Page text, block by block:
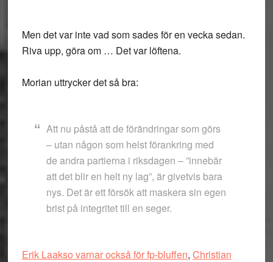
Men det var inte vad som sades för en vecka sedan.
Riva upp, göra om … Det var löftena.
Morian uttrycker det så bra:
Att nu påstå att de förändringar som görs
– utan någon som helst förankring med
de andra partierna i riksdagen – ”innebär
att det blir en helt ny lag”, är givetvis bara
nys. Det är ett försök att maskera sin egen
brist på integritet till en seger.
Erik Laakso varnar också för fp-bluffen, Christian